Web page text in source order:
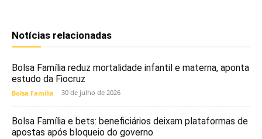
Notícias relacionadas
Bolsa Família reduz mortalidade infantil e materna, aponta
estudo da Fiocruz
Bolsa Família 30 de julho de 2026
Bolsa Família e bets: beneficiários deixam plataformas de
apostas após bloqueio do governo